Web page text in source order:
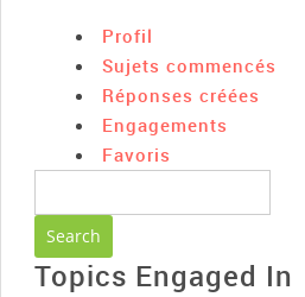
Profil
Sujets commencés
Réponses créées
Engagements
Favoris
Topics Engaged In